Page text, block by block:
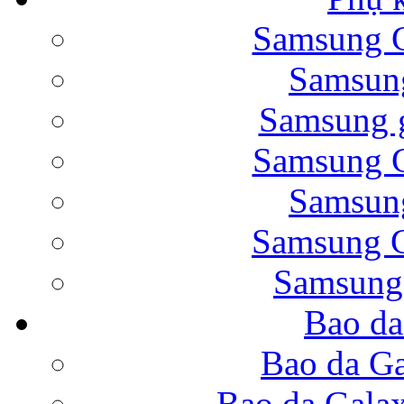
Bao da Samsung
Bao da Galaxy
Nắp lưng Samsung
Samsung
Samsung
Samsung
Bao
Bao da